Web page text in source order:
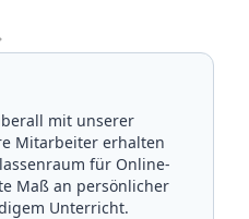
mit unserer
Mitarbeiter erhalten
für Online-
Maß an persönlicher
Unterricht.